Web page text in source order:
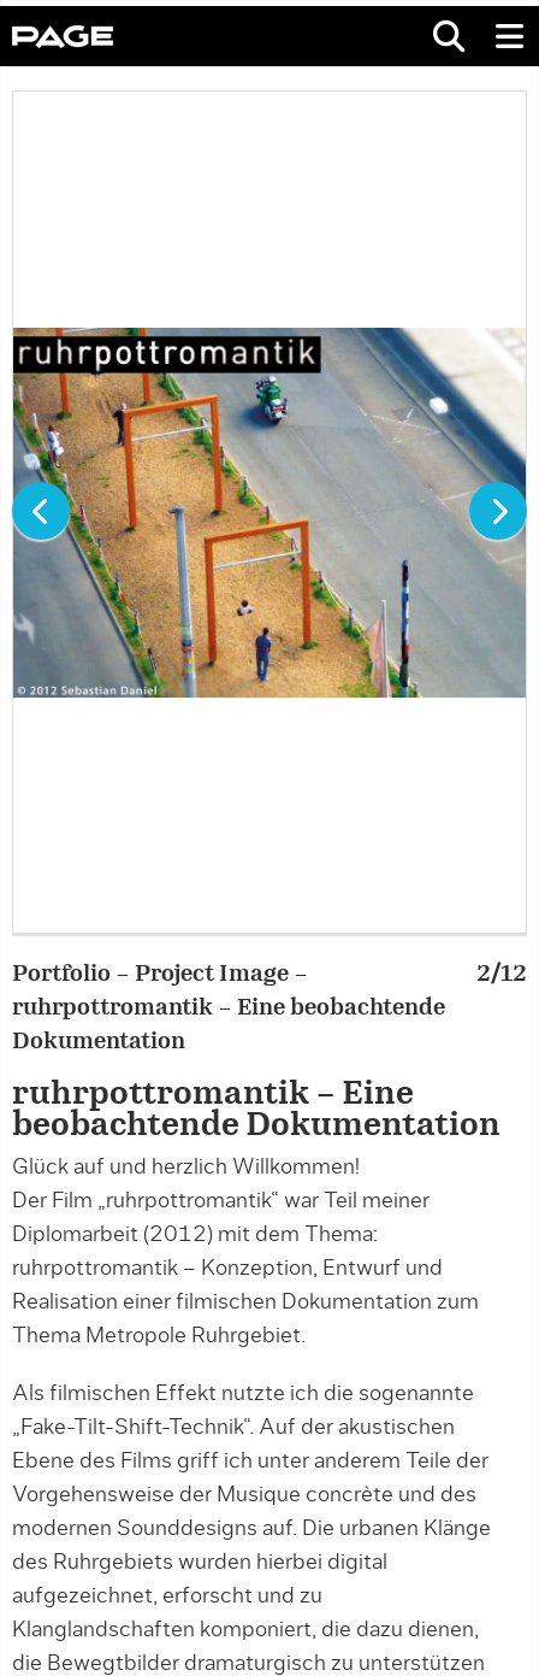
Portfolio – Project Image –
ruhrpottromantik – Eine beobachtende
Dokumentation
2/12
ruhrpottromantik – Eine
beobachtende Dokumentation
Glück auf und herzlich Willkommen!
Der Film „ruhrpottromantik“ war Teil meiner
Diplomarbeit (2012) mit dem Thema:
ruhrpottromantik – Konzeption, Entwurf und
Realisation einer filmischen Dokumentation zum
Thema Metropole Ruhrgebiet.
Als filmischen Effekt nutzte ich die sogenannte
„Fake-Tilt-Shift-Technik“. Auf der akustischen
Ebene des Films griff ich unter anderem Teile der
Vorgehensweise der Musique concrète und des
modernen Sounddesigns auf. Die urbanen Klänge
des Ruhrgebiets wurden hierbei digital
aufgezeichnet, erforscht und zu
Klanglandschaften komponiert, die dazu dienen,
die Bewegtbilder dramaturgisch zu unterstützen